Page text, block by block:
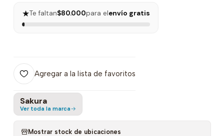
★Te faltan$80.000para elenvío gratis
Agregar a la lista de favoritos
Sakura
Ver toda la marca
Mostrar stock de ubicaciones